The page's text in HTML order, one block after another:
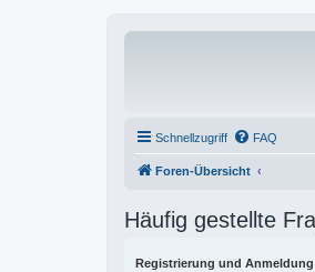
Schnellzugriff FAQ
Foren-Übersicht
Häufig gestellte
Registrierung und Anmeldung